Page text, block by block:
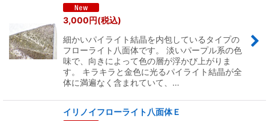
3,000円(税込)
細かいパイライト結晶を内包しているタイプの
フローライト八面体です。 淡いパープル系の色
味で、向きによって色の層が浮かび上がりま
す。 キラキラと金色に光るパイライト結晶が全
体に満遍なく含まれていて、…
イリノイフローライト八面体Ｅ